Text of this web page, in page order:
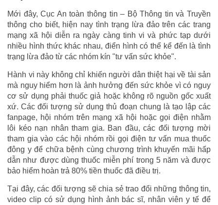
Mới đây, Cục An toàn thông tin – Bộ Thông tin và Truyền
thông cho biết, hiện nay tình trạng lừa đảo trên các trang
mạng xã hội diễn ra ngày càng tinh vi và phức tạp dưới
nhiều hình thức khác nhau, điển hình có thể kể đến là tình
trạng lừa đảo từ các nhóm kín "tư vấn sức khỏe".
Hành vi này không chỉ khiến người dân thiệt hại về tài sản
mà nguy hiểm hơn là ảnh hưởng đến sức khỏe vì có nguy
cơ sử dụng phải thuốc giả hoặc không rõ nguồn gốc xuất
xứ. Các đối tượng sử dụng thủ đoạn chung là tạo lập các
fanpage, hội nhóm trên mạng xã hội hoặc gọi điện nhằm
lôi kéo nạn nhân tham gia. Ban đầu, các đối tượng mời
tham gia vào các hội nhóm rồi gọi điện tư vấn mua thuốc
đông y để chữa bệnh cùng chương trình khuyến mãi hấp
dẫn như được dùng thuốc miễn phí trong 5 năm và được
bảo hiểm hoàn trả 80% tiền thuốc đã điều trị.
Tại đây, các đối tượng sẽ chia sẻ trao đổi những thông tin,
video clip có sử dụng hình ảnh bác sĩ, nhân viên y tế để